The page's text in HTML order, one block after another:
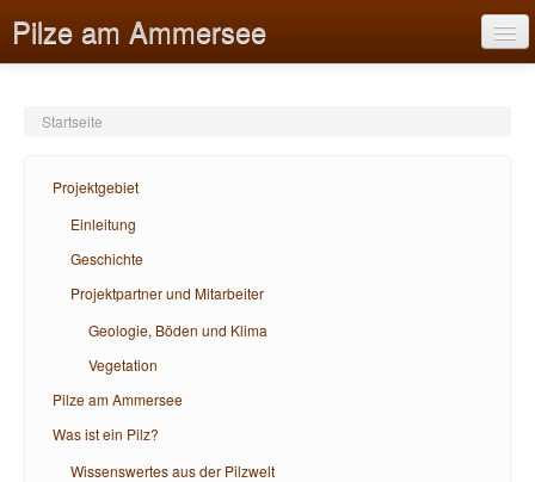
Pilze am Ammersee
Pilze am Ammersee
Was ist ein Pilz?
Bildungsangebote
Startseite
Projektgebiet
Einleitung
Geschichte
Projektpartner und Mitarbeiter
Geologie, Böden und Klima
Vegetation
Pilze am Ammersee
Was ist ein Pilz?
Wissenswertes aus der Pilzwelt